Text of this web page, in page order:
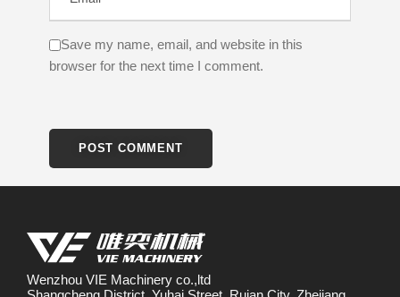
Save my name, email, and website in this
browser for the next time I comment.
Wenzhou VIE Machinery co.,ltd